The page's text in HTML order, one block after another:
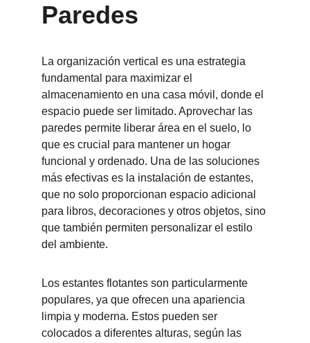
Paredes
La organización vertical es una estrategia
fundamental para maximizar el
almacenamiento en una casa móvil, donde el
espacio puede ser limitado. Aprovechar las
paredes permite liberar área en el suelo, lo
que es crucial para mantener un hogar
funcional y ordenado. Una de las soluciones
más efectivas es la instalación de estantes,
que no solo proporcionan espacio adicional
para libros, decoraciones y otros objetos, sino
que también permiten personalizar el estilo
del ambiente.
Los estantes flotantes son particularmente
populares, ya que ofrecen una apariencia
limpia y moderna. Estos pueden ser
colocados a diferentes alturas, según las